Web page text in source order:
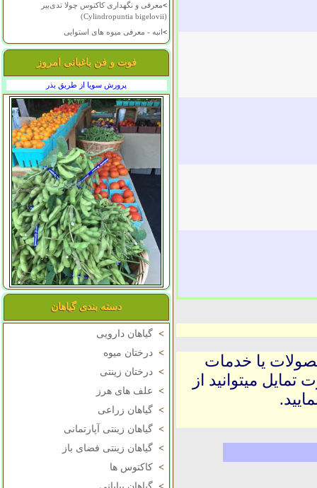
>معرفی و نگهداری کاکتوس چولا تدی‌بیر
(Cylindropuntia bigelovii)
>انبه - معرفی میوه های استوایی
فوت و فن باغبانی امروز
پرورش سویا از طریق بذر
دسته بندی گیاهان
> گیاهان دارویی
> درختان میوه
> درختان زینتی
> علف های هرز
> گیاهان زراعی
> گیاهان زینتی آپارتمانی
> گیاهان زینتی فضای باز
> کاکتوس ها
یا خدمات
میتوانید از